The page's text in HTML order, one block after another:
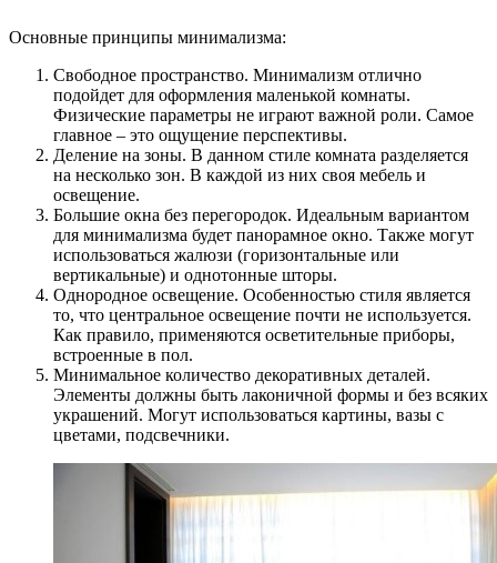
Основные принципы минимализма:
Свободное пространство. Минимализм отлично
подойдет для оформления маленькой комнаты.
Физические параметры не играют важной роли. Самое
главное – это ощущение перспективы.
Деление на зоны. В данном стиле комната разделяется
на несколько зон. В каждой из них своя мебель и
освещение.
Большие окна без перегородок. Идеальным вариантом
для минимализма будет панорамное окно. Также могут
использоваться жалюзи (горизонтальные или
вертикальные) и однотонные шторы.
Однородное освещение. Особенностью стиля является
то, что центральное освещение почти не используется.
Как правило, применяются осветительные приборы,
встроенные в пол.
Минимальное количество декоративных деталей.
Элементы должны быть лаконичной формы и без всяких
украшений. Могут использоваться картины, вазы с
цветами, подсвечники.